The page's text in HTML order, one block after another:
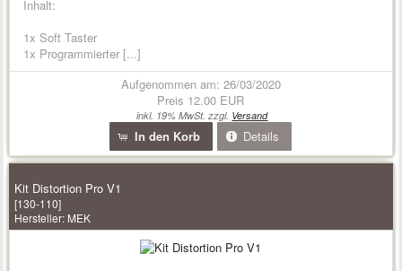
Inhalt:
1x Soft Taster
1x Programmierter [...]
Aufgenommen am: 26/03/2020
Preis 12.00 EUR
inkl. 19% MwSt. zzgl. Versand
In den Korb Details
Kit Distortion Pro V1
[130-110]
Hersteller: MEK